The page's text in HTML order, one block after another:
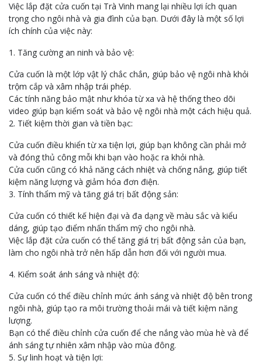
Việc lắp đặt cửa cuốn tại Trà Vinh mang lại nhiều lợi ích quan
trọng cho ngôi nhà và gia đình của bạn. Dưới đây là một số lợi
ích chính của việc này:
1. Tăng cường an ninh và bảo vệ:
Cửa cuốn là một lớp vật lý chắc chắn, giúp bảo vệ ngôi nhà khỏi
trộm cắp và xâm nhập trái phép.
Các tính năng bảo mật như khóa từ xa và hệ thống theo dõi
video giúp bạn kiểm soát và bảo vệ ngôi nhà một cách hiệu quả.
2. Tiết kiệm thời gian và tiền bạc:
Cửa cuốn điều khiển từ xa tiện lợi, giúp bạn không cần phải mở
và đóng thủ công mỗi khi bạn vào hoặc ra khỏi nhà.
Cửa cuốn cũng có khả năng cách nhiệt và chống nắng, giúp tiết
kiệm năng lượng và giảm hóa đơn điện.
3. Tính thẩm mỹ và tăng giá trị bất động sản:
Cửa cuốn có thiết kế hiện đại và đa dạng về màu sắc và kiểu
dáng, giúp tạo điểm nhấn thẩm mỹ cho ngôi nhà.
Việc lắp đặt cửa cuốn có thể tăng giá trị bất động sản của bạn,
làm cho ngôi nhà trở nên hấp dẫn hơn đối với người mua.
4. Kiểm soát ánh sáng và nhiệt độ:
Cửa cuốn có thể điều chỉnh mức ánh sáng và nhiệt độ bên trong
ngôi nhà, giúp tạo ra môi trường thoải mái và tiết kiệm năng
lượng.
Bạn có thể điều chỉnh cửa cuốn để che nắng vào mùa hè và để
ánh sáng tự nhiên xâm nhập vào mùa đông.
5. Sự linh hoạt và tiện lợi: